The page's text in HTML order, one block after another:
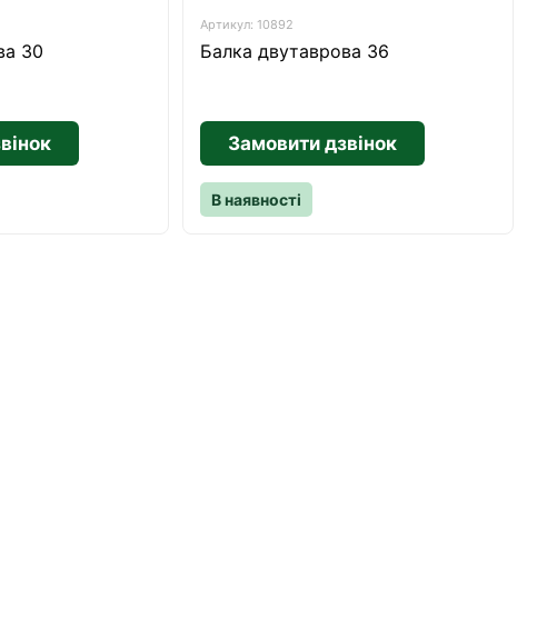
30
Артикул: 10892
Балка двутаврова 36
Замовити дзвінок
В наявності